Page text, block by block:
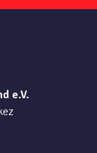
e.V.